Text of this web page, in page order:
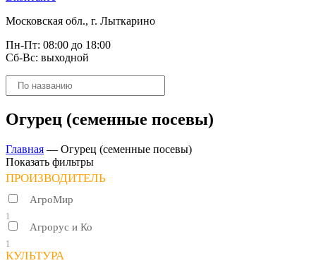
Московская обл., г. Лыткарино
Пн-Пт: 08:00 до 18:00
Сб-Вс: выходной
Поиск
товаров
Огурец (семенные посевы)
Главная — Огурец (семенные посевы)
Показать фильтры
ПРОИЗВОДИТЕЛЬ
АгроМир
1
Агрорус и Ко
1
КУЛЬТУРА